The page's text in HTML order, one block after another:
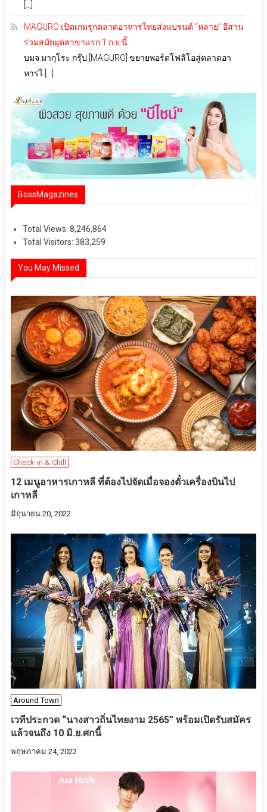
MAGURO เปิดเกมรุกตลาดอาหารไทยส่งแบรนด์ “หลาย” อีสาน
ร่วมสมัยผุดสาขาแรก 1 ก.ย.นี้
บมจ.มากุโระ กรุ๊ป [MAGURO] ขยายพอร์ตโฟลิโอสู่ตลาดอา
หารไ […]
BossMagazines
Total Views: 8,246,864
Total Visitors: 383,259
You May Missed
Check-in & Chill
12 เมนูอาหารเกาหลี ที่ต้องไปจัดเมื่อจองตั๋วเครื่องบินไป
เกาหลี
มิถุนายน 20, 2022
Around Town
เวทีประกวด “นางสาวถิ่นไทยงาม 2565” พร้อมเปิดรับสมัคร
แล้วจนถึง 10 มิ.ย.ศกนี้
พฤษภาคม 24, 2022